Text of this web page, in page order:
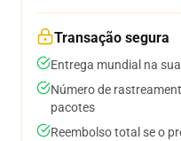
Transação segura
Entrega mundial na
Número de
pacotes
Reembolso total se o